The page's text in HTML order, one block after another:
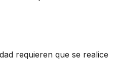
requieren que se realice